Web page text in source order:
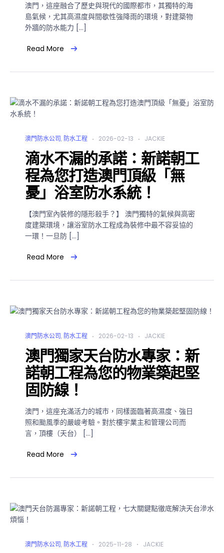
澳門，這座融合了歷史與現代的國際都市，其獨特的海
島氣候，尤其高濕度與間歇性強降雨的環境，對建築物
外牆的防水能力 […]
Read More
澳門防水公司, 防水工程 2026-02-13 JACKIE
滴水不漏的承諾：新諾朝工
程為您打造澳門頂級「無
憂」浴室防水系統！
【澳門室內裝修的隱形殺手？】 澳門獨特的氣候與高密
度建築環境，讓浴室防水工程成為裝修中最不容妥協的
一環！一旦防 […]
Read More
澳門防水公司, 防水工程 2026-02-13 JACKIE
澳門獨家天台防水專家：新
諾朝工程為您的物業築起堅
固防線！
澳門，這座充滿活力的城市，同樣面臨著高濕度、強日
照和颱風季的嚴峻考驗。對於樓宇業主和管理公司而
言，頂樓（天台） […]
Read More
澳門防水公司, 防水工程 2025-11-28 JACKIE